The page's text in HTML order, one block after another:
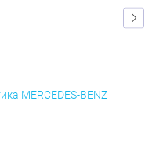
MERCEDES-BENZ